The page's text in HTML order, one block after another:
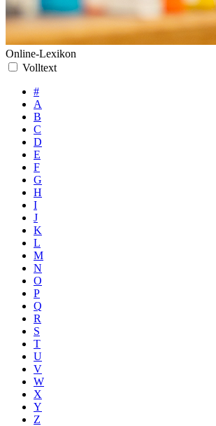
Online-Lexikon
Volltext
#
A
B
C
D
E
F
G
H
I
J
K
L
M
N
O
P
Q
R
S
T
U
V
W
X
Y
Z